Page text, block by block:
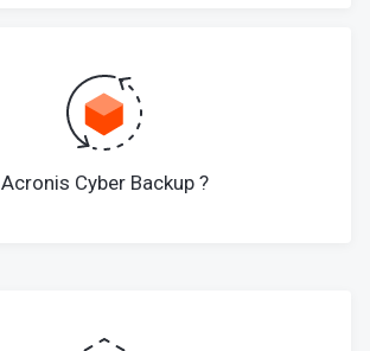
Acronis Cyber Backup ?